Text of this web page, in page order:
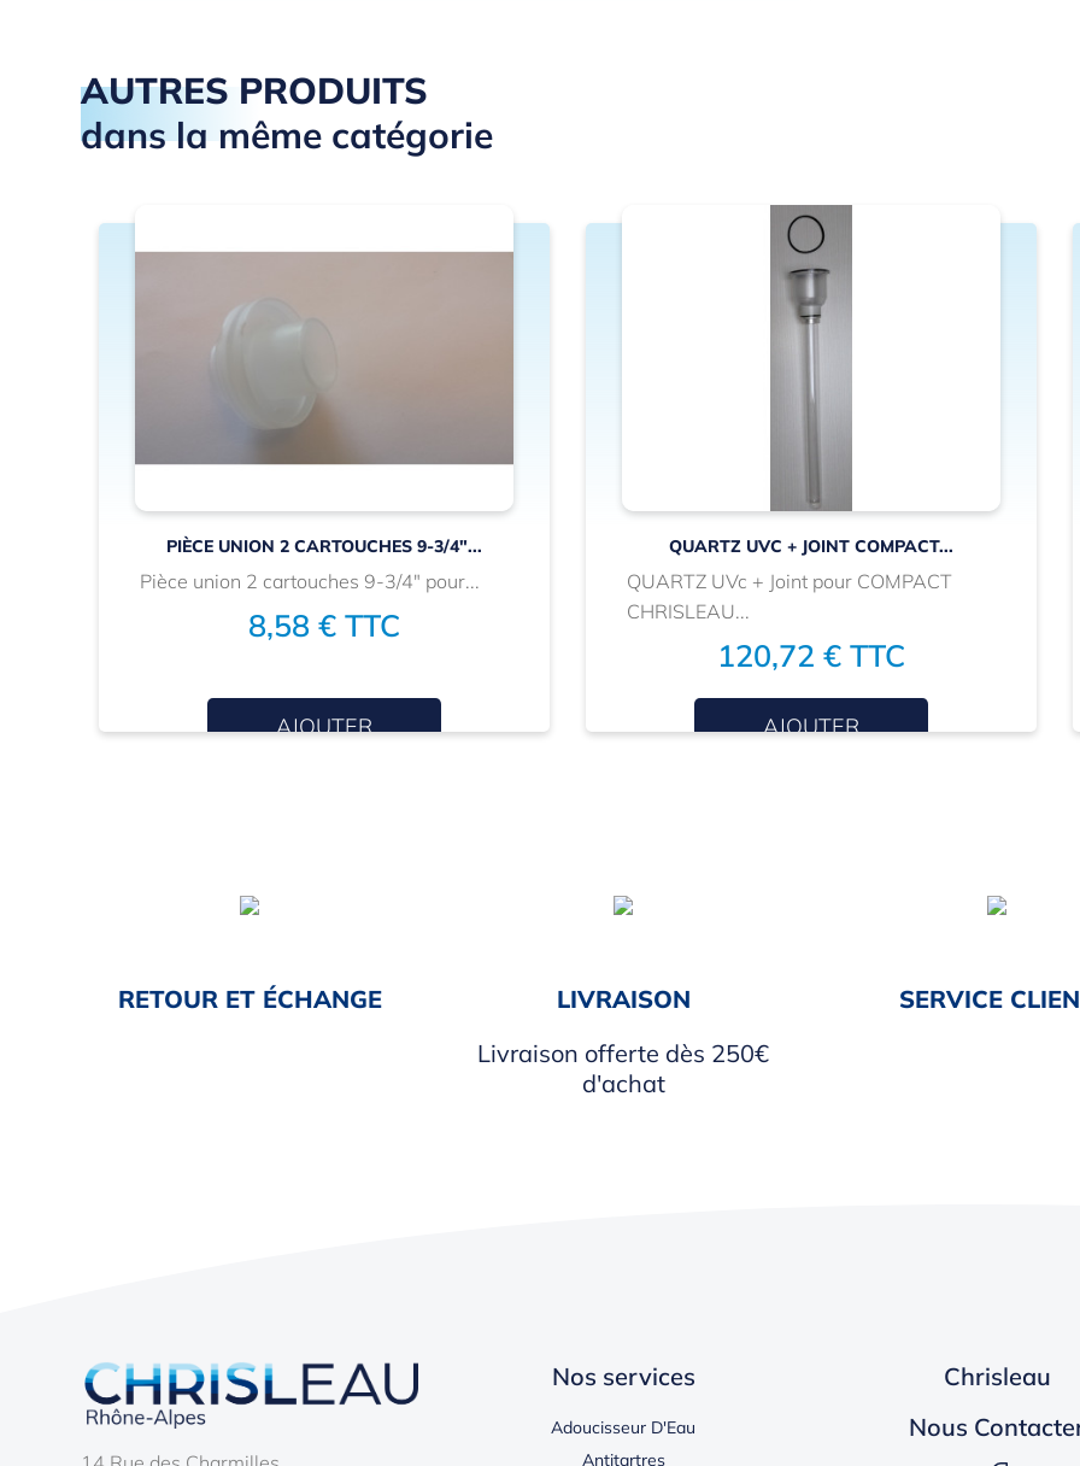
AUTRES PRODUITS
dans la même catégorie
PIÈCE UNION 2 CARTOUCHES 9-3/4"...
Pièce union 2 cartouches 9-3/4" pour...
8,58 € TTC
AJOUTER
QUARTZ UVC + JOINT COMPACT...
QUARTZ UVc + Joint pour COMPACT
CHRISLEAU...
120,72 € TTC
AJOUTER
RETOUR ET ÉCHANGE
LIVRAISON
Livraison offerte dès 250€
d'achat
SERVICE
Nos services
Adoucisseur D'Eau
Antitartres
Chrisleau
Nous